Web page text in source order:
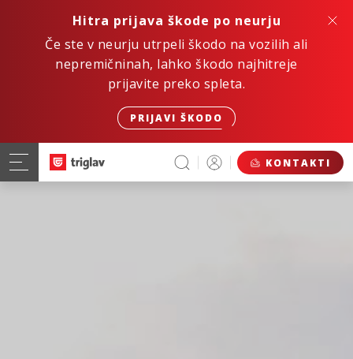
Hitra prijava škode po neurju
Če ste v neurju utrpeli škodo na vozilih ali
nepremičninah, lahko škodo najhitreje
prijavite preko spleta.
PRIJAVI ŠKODO
KONTAKTI